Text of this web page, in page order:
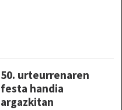
50. urteurrenaren
festa handia
argazkitan